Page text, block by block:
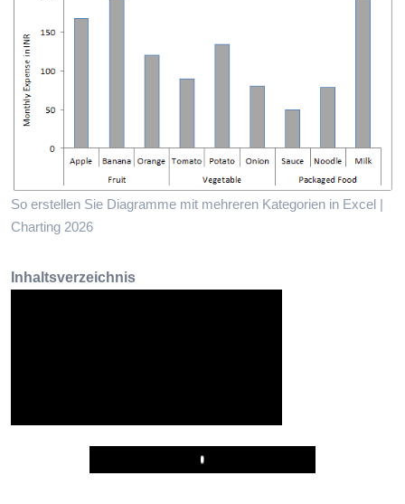
So erstellen Sie Diagramme mit mehreren Kategorien in Excel |
Charting 2026
Inhaltsverzeichnis
Play